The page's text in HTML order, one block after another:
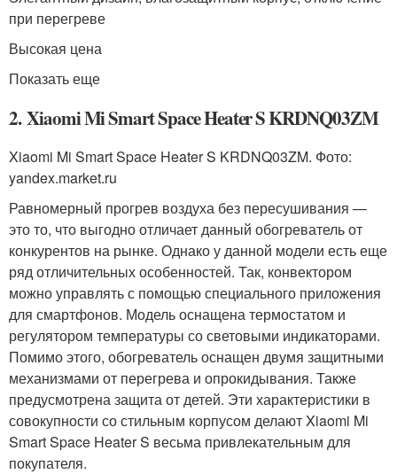
при перегреве
Высокая цена
Показать еще
2. Xiaomi Mi Smart Space Heater S KRDNQ03ZM
Xiaomi Mi Smart Space Heater S KRDNQ03ZM. Фото:
yandex.market.ru
Равномерный прогрев воздуха без пересушивания —
это то, что выгодно отличает данный обогреватель от
конкурентов на рынке. Однако у данной модели есть еще
ряд отличительных особенностей. Так, конвектором
можно управлять с помощью специального приложения
для смартфонов. Модель оснащена термостатом и
регулятором температуры со световыми индикаторами.
Помимо этого, обогреватель оснащен двумя защитными
механизмами от перегрева и опрокидывания. Также
предусмотрена защита от детей. Эти характеристики в
совокупности со стильным корпусом делают Xiaomi Mi
Smart Space Heater S весьма привлекательным для
покупателя.